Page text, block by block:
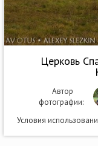
Церковь
Автор
фотографии:
Условия